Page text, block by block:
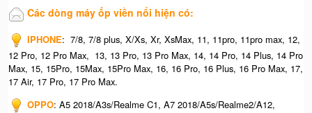
Các dòng máy ốp viền nổi hiện có:
IPHONE: 7/8, 7/8 plus, X/Xs, Xr, XsMax, 11, 11pro, 11pro max, 12,
12 Pro, 12 Pro Max, 13, 13 Pro, 13 Pro Max, 14, 14 Pro, 14 Plus, 14 Pro
Max, 15, 15Pro, 15Max, 15Pro Max, 16, 16 Pro, 16 Plus, 16 Pro Max, 17,
17 Air, 17 Pro, 17 Pro Max.
OPPO: A5 2018/A3s/Realme C1, A7 2018/A5s/Realme2/A12,